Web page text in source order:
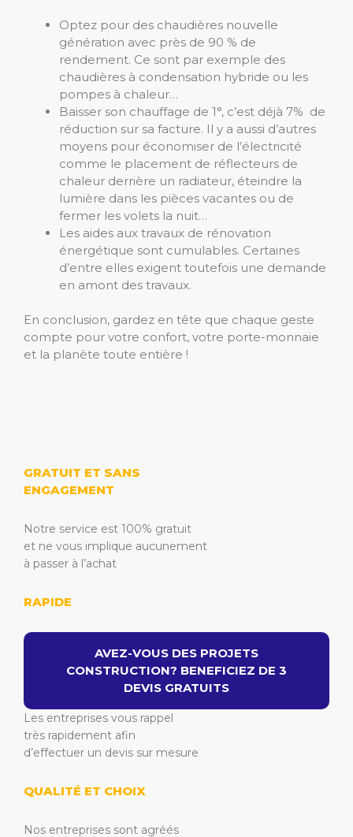
Optez pour des chaudières nouvelle
génération avec près de 90 % de
rendement. Ce sont par exemple des
chaudières à condensation hybride ou les
pompes à chaleur…
Baisser son chauffage de 1°, c’est déjà 7% de
réduction sur sa facture. Il y a aussi d’autres
moyens pour économiser de l’électricité
comme le placement de réflecteurs de
chaleur derrière un radiateur, éteindre la
lumière dans les pièces vacantes ou de
fermer les volets la nuit…
Les aides aux travaux de rénovation
énergétique sont cumulables. Certaines
d’entre elles exigent toutefois une demande
en amont des travaux.
En conclusion, gardez en tête que chaque geste
compte pour votre confort, votre porte-monnaie
et la planète toute entière !
GRATUIT ET SANS
ENGAGEMENT
Notre service est 100% gratuit
et ne vous implique aucunement
à passer à l’achat
RAPIDE
AVEZ-VOUS DES PROJETS
CONSTRUCTION? BENEFICIEZ DE 3
DEVIS GRATUITS
Les entreprises vous rappel
très rapidement afin
d’effectuer un devis sur mesure
QUALITÉ ET CHOIX
Nos entreprises sont agréés